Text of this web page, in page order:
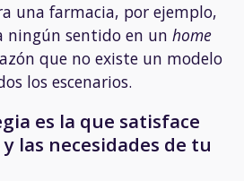
una farmacia, por ejemplo,
ningún sentido en un home
que no existe un modelo
los escenarios.
es la que satisface
las necesidades de tu